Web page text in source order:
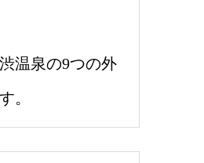
温泉の9つの外
。